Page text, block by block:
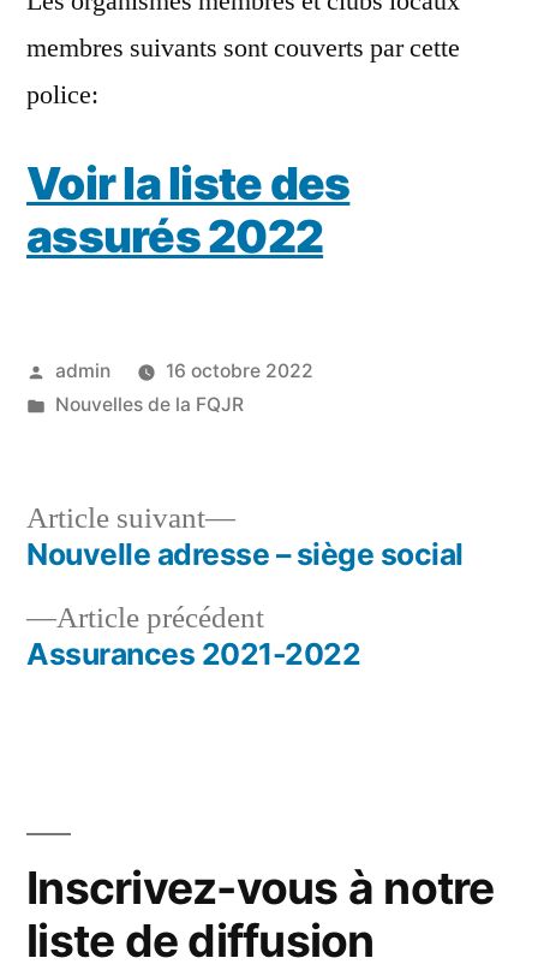
membres suivants sont couverts par cette
police:
Voir la liste des
assurés 2022
Publié
par
admin
16 octobre 2022
Publié
Nouvelles de la FQJR
Navigation
deArticle précédentArticle
précédent :
Assurances 2021-2022
Article suivant
Article
suivant :
Nouvelle adresse – siège social
Inscrivez-vous à notre
liste de diffusion